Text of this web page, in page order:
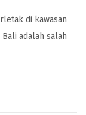
di kawasan
Bali adalah salah